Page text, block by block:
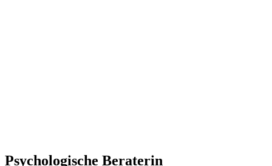
Psychologische ​​Beraterin